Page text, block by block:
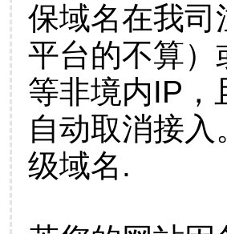
保域名在我司
平台的不算）
等非境内IP，
自动取消接
级域名.